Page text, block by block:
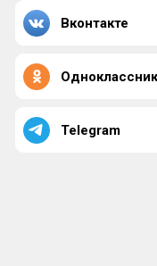
Вконтакте
Telegram